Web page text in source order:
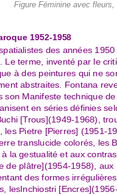
Figure Féminine avec fleurs,
1952-1958
des années 1950
Le terme, inventé par le
à des peintures qui ne
abstraites. Fontana
son Manifeste technique
en séries définies
[Trous](1949-1968),
les Pietre [Pierres] (1951-
translucide colorés, les
à la gestualité et aux
de plâtre](1954-1958), aux
des formes
lesInchiostri [Encres](1956